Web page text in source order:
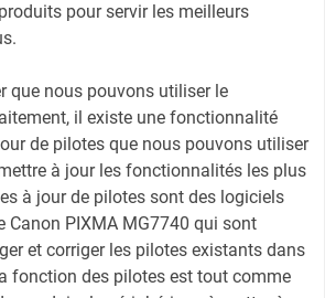
pour servir les meilleurs
que nous pouvons utiliser le
il existe une fonctionnalité
de pilotes que nous pouvons utiliser
à jour les fonctionnalités les plus
à jour de pilotes sont des logiciels
Canon PIXMA MG7740 qui sont
et corriger les pilotes existants dans
fonction des pilotes est tout comme